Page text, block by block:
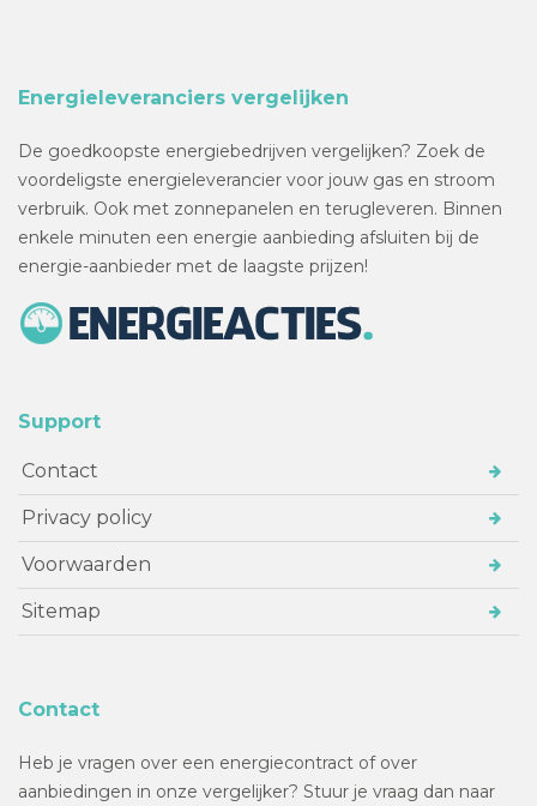
Energieleveranciers vergelijken
De goedkoopste energiebedrijven vergelijken? Zoek de
voordeligste energieleverancier voor jouw gas en stroom
verbruik. Ook met zonnepanelen en terugleveren. Binnen
enkele minuten een energie aanbieding afsluiten bij de
energie-aanbieder met de laagste prijzen!
Support
Contact
Privacy policy
Voorwaarden
Sitemap
Contact
Heb je vragen over een energiecontract of over
aanbiedingen in onze vergelijker? Stuur je vraag dan naar